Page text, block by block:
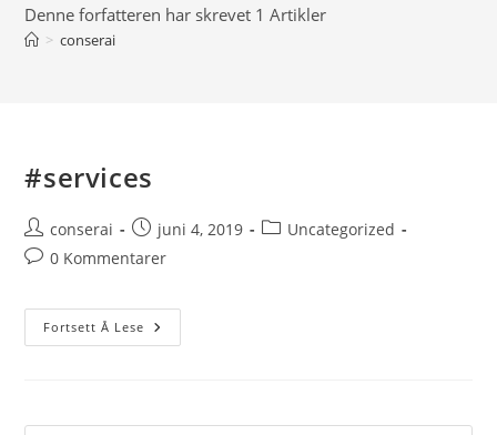
Denne forfatteren har skrevet 1 Artikler
> conserai
#services
conserai juni 4, 2019
Uncategorized
0 Kommentarer
Fortsett Å Lese